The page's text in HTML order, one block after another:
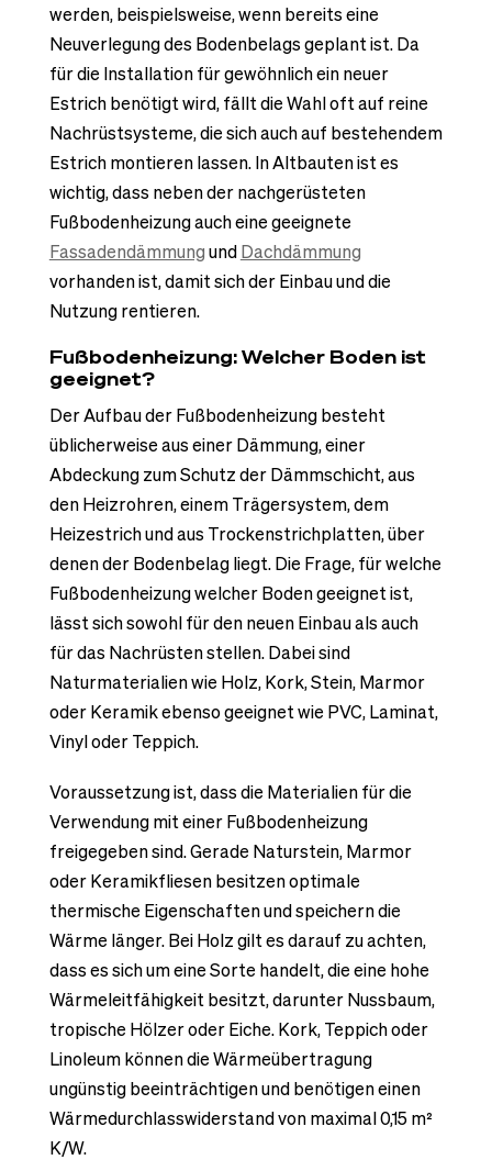
werden, beispielsweise, wenn bereits eine
Neuverlegung des Bodenbelags geplant ist. Da
für die Installation für gewöhnlich ein neuer
Estrich benötigt wird, fällt die Wahl oft auf reine
Nachrüstsysteme, die sich auch auf bestehendem
Estrich montieren lassen. In Altbauten ist es
wichtig, dass neben der nachgerüsteten
Fußbodenheizung auch eine geeignete
FassadendämmungundDachdämmung
vorhanden ist, damit sich der Einbau und die
Nutzung rentieren.
Fußbodenheizung: Welcher Boden ist
geeignet?
Der Aufbau der Fußbodenheizung besteht
üblicherweise aus einer Dämmung, einer
Abdeckung zum Schutz der Dämmschicht, aus
den Heizrohren, einem Trägersystem, dem
Heizestrich und aus Trockenstrichplatten, über
denen der Bodenbelag liegt. Die Frage, für welche
Fußbodenheizung welcher Boden geeignet ist,
lässt sich sowohl für den neuen Einbau als auch
für das Nachrüsten stellen. Dabei sind
Naturmaterialien wie Holz, Kork, Stein, Marmor
oder Keramik ebenso geeignet wie PVC, Laminat,
Vinyl oder Teppich.
Voraussetzung ist, dass die Materialien für die
Verwendung mit einer Fußbodenheizung
freigegeben sind. Gerade Naturstein, Marmor
oder Keramikfliesen besitzen optimale
thermische Eigenschaften und speichern die
Wärme länger. Bei Holz gilt es darauf zu achten,
dass es sich um eine Sorte handelt, die eine hohe
Wärmeleitfähigkeit besitzt, darunter Nussbaum,
tropische Hölzer oder Eiche. Kork, Teppich oder
Linoleum können die Wärmeübertragung
ungünstig beeinträchtigen und benötigen einen
Wärmedurchlasswiderstand von maximal 0,15 m²
K/W.